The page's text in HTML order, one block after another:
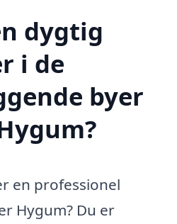
dygtig
i de
byer
en professionel
Hygum? Du er